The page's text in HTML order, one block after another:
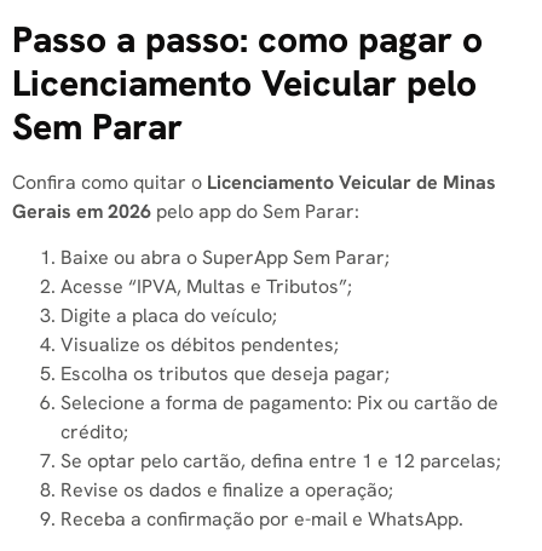
Passo a passo: como pagar o
Licenciamento Veicular pelo
Sem Parar
Confira como quitar o Licenciamento Veicular de Minas
Gerais em 2026 pelo app do Sem Parar:
Baixe ou abra o SuperApp Sem Parar;
Acesse “IPVA, Multas e Tributos”;
Digite a placa do veículo;
Visualize os débitos pendentes;
Escolha os tributos que deseja pagar;
Selecione a forma de pagamento: Pix ou cartão de
crédito;
Se optar pelo cartão, defina entre 1 e 12 parcelas;
Revise os dados e finalize a operação;
Receba a confirmação por e-mail e WhatsApp.